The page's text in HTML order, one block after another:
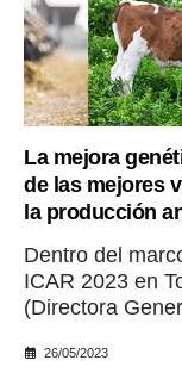
La mejora
de las mejores
la producción
Dentro del
ICAR 2023 en
(Directora
26/05/2023